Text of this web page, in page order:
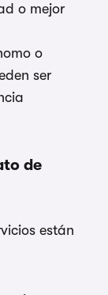
o mejor
o
ser
de
están